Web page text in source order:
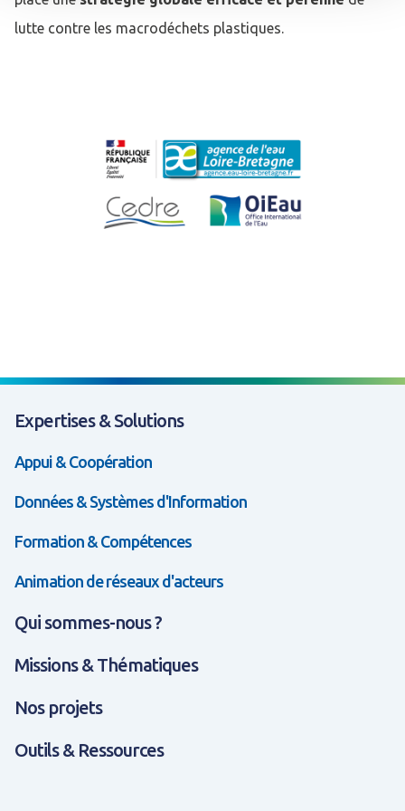
lutte contre les macrodéchets plastiques.
Expertises & Solutions
Appui & Coopération
Données & Systèmes d'Information
Formation & Compétences
Animation de réseaux d'acteurs
Qui sommes-nous ?
Missions & Thématiques
Nos projets
Outils & Ressources